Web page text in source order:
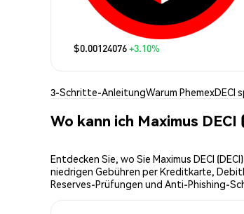
$0.00124076+3.10%
3-Schritte-AnleitungWarum PhemexDECI
Wo kann ich Maximus
Entdecken Sie, wo Sie Maximus DECI
niedrigen Gebühren per Kreditkarte,
Reserves-Prüfungen und Anti-Phishing-